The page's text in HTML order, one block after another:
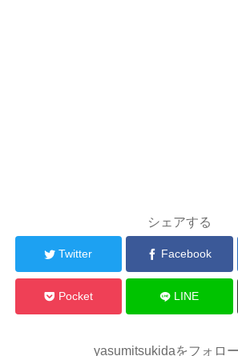
シェアする
Twitter Facebook
Pocket LINE
yasumitsukidaをフォロ